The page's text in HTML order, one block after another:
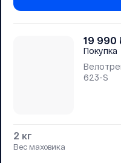
19 990
Покупка
623-S
2 кг
Вес маховика